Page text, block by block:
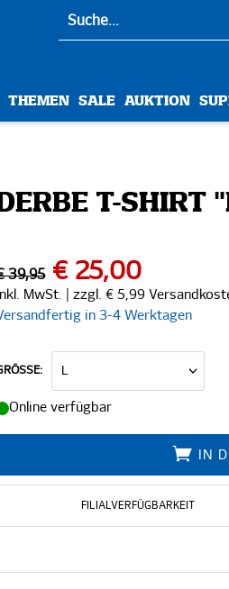
THEMEN SALE AUKTION
T-SHIRT
39,95 € 25,00
MwSt. | zzgl. € 5,99
in 3-4 Werktagen
Online verfügbar
IN
FILIALVERFÜGBARKEIT